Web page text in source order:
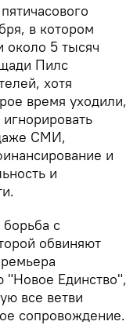
в котором
около 5 тысяч
Пилс
хотя
время уходили,
СМИ,
и
и
с
обвиняют
"Новое Единство",
все ветви
сопровождение.